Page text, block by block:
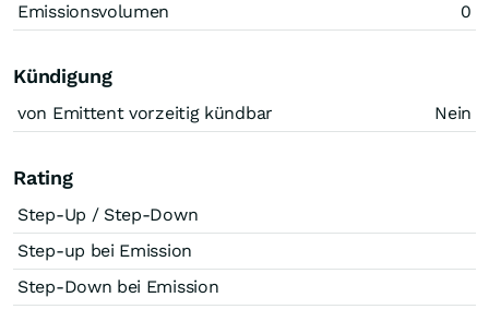
Emissionsvolumen
0
Kündigung
von Emittent vorzeitig kündbar Nein
Rating
Step-Up / Step-Down
Step-up bei Emission
Step-Down bei Emission